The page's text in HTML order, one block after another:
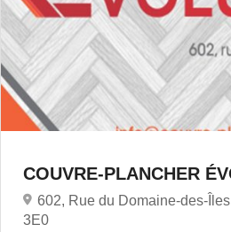
COUVRE-PLANCHER
602, Rue du Domaine-des-
3E0